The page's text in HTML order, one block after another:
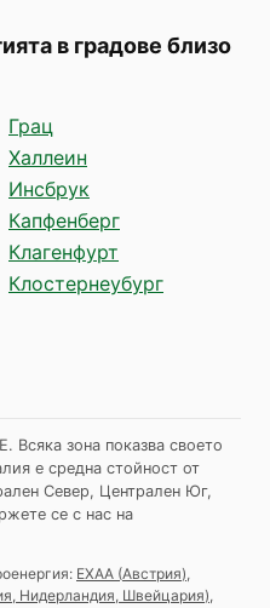
в градове близо
Грац
Халлеин
Инсбрук
Капфенберг
Клагенфурт
Клостернеубург
Всяка зона показва своето
е средна стойност от
Север, Централен Юг,
се с нас на
EXAA (Австрия)
Нидерландия, Швейцария)